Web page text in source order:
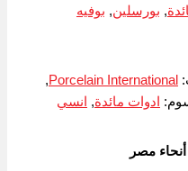
, بورسلين, بوفيه
Porcelain International
,
ادوات مائدة,
انسي
مصر